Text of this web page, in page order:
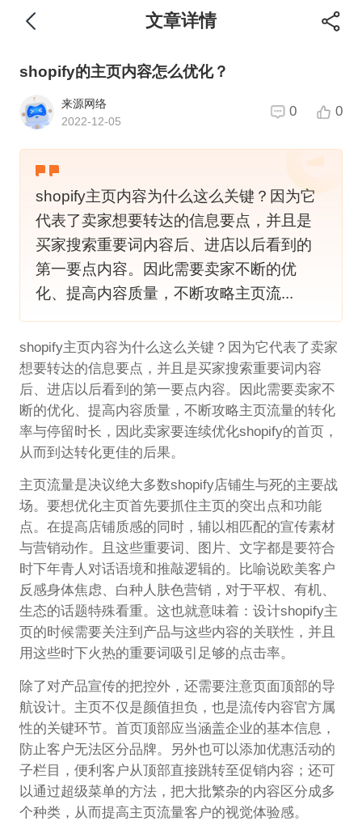
文章详情
shopify的主页内容怎么优化？
来源网络
2022-12-05
0 0
shopify主页内容为什么这么关键？因为它
代表了卖家想要转达的信息要点，并且是
买家搜索重要词内容后、进店以后看到的
第一要点内容。因此需要卖家不断的优
化、提高内容质量，不断攻略主页流...
shopify主页内容为什么这么关键？因为它代表了卖家
想要转达的信息要点，并且是买家搜索重要词内容
后、进店以后看到的第一要点内容。因此需要卖家不
断的优化、提高内容质量，不断攻略主页流量的转化
率与停留时长，因此卖家要连续优化shopify的首页，
从而到达转化更佳的后果。
主页流量是决议绝大多数shopify店铺生与死的主要战
场。要想优化主页首先要抓住主页的突出点和功能
点。在提高店铺质感的同时，辅以相匹配的宣传素材
与营销动作。且这些重要词、图片、文字都是要符合
时下年青人对话语境和推敲逻辑的。比喻说欧美客户
反感身体焦虑、白种人肤色营销，对于平权、有机、
生态的话题特殊看重。这也就意味着：设计shopify主
页的时候需要关注到产品与这些内容的关联性，并且
用这些时下火热的重要词吸引足够的点击率。
除了对产品宣传的把控外，还需要注意页面顶部的导
航设计。主页不仅是颜值担负，也是流传内容官方属
性的关键环节。首页顶部应当涵盖企业的基本信息，
防止客户无法区分品牌。另外也可以添加优惠活动的
子栏目，便利客户从顶部直接跳转至促销内容；还可
以通过超级菜单的方法，把大批繁杂的内容区分成多
个种类，从而提高主页流量客户的视觉体验感。